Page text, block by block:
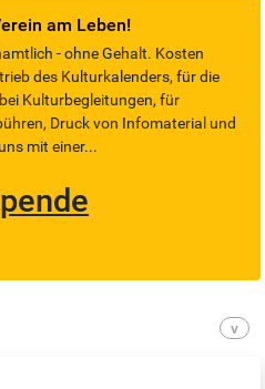
am Leben!
- ohne Gehalt. Kosten
des Kulturkalenders, für die
Kulturbegleitungen, für
Druck von Infomaterial und
mit einer...